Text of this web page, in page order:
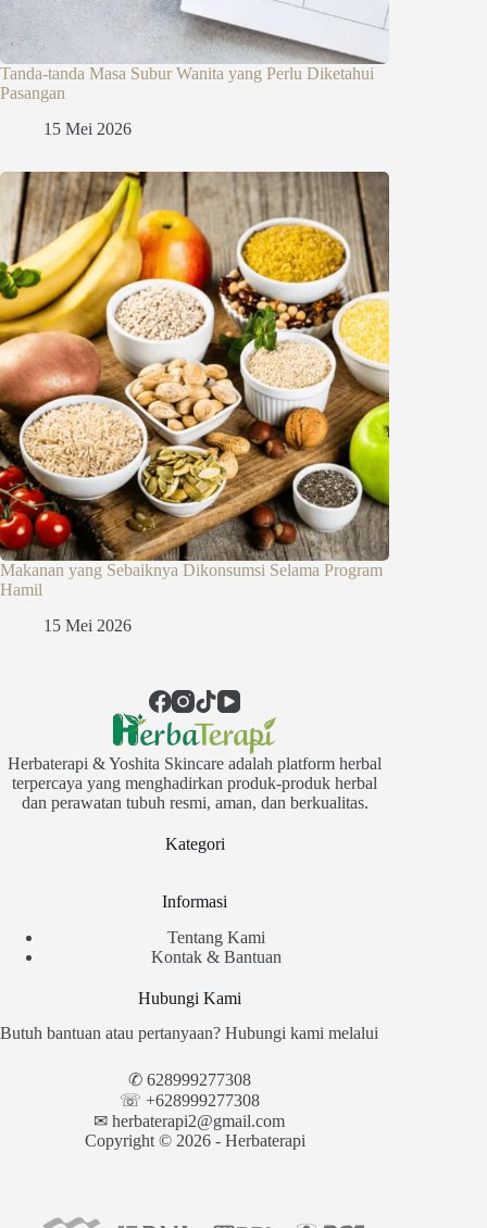
Tanda-tanda Masa Subur Wanita yang Perlu Diketahui
Pasangan
15 Mei 2026
Makanan yang Sebaiknya Dikonsumsi Selama Program
Hamil
15 Mei 2026
Herbaterapi & Yoshita Skincare adalah platform herbal
terpercaya yang menghadirkan produk-produk herbal
dan perawatan tubuh resmi, aman, dan berkualitas.
Kategori
Informasi
Tentang Kami
Kontak & Bantuan
Hubungi Kami
Butuh bantuan atau pertanyaan? Hubungi kami melalui
✆ 628999277308
☏ +628999277308
✉︎ herbaterapi2@gmail.com
Copyright © 2026 - Herbaterapi